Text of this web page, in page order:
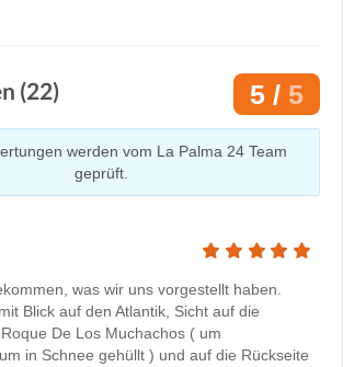
(22) 5 / 5
werden vom La Palma 24 Team
geprüft.
was wir uns vorgestellt haben.
Blick auf den Atlantik, Sicht auf die
De Los Muchachos ( um
in Schnee gehüllt ) und auf die Rückseite